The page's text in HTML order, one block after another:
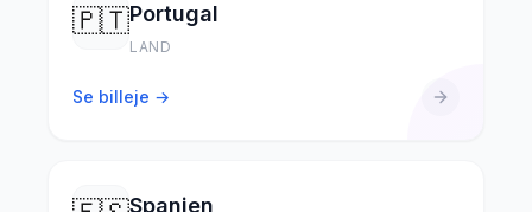
🇵🇹Portugal
LAND
Se billeje →
Spanien